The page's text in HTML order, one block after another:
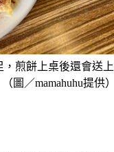
，煎餅上桌後還會送
圖／mamahuhu提供